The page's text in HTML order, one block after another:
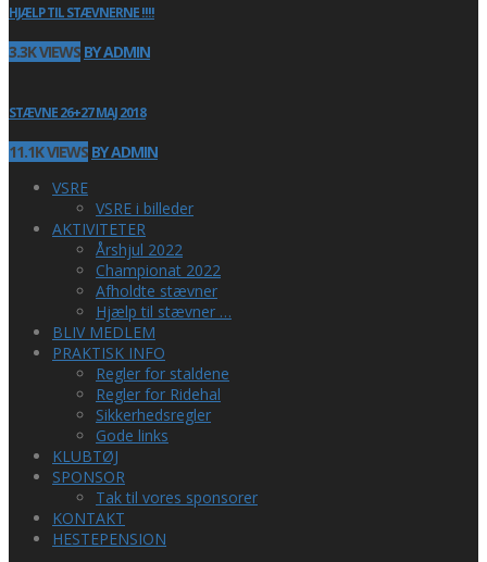
HJÆLP TIL STÆVNERNE !!!!
3.3K VIEWS BY ADMIN
STÆVNE 26+27 MAJ 2018
11.1K VIEWS BY ADMIN
VSRE
VSRE i billeder
AKTIVITETER
Årshjul 2022
Championat 2022
Afholdte stævner
Hjælp til stævner …
BLIV MEDLEM
PRAKTISK INFO
Regler for staldene
Regler for Ridehal
Sikkerhedsregler
Gode links
KLUBTØJ
SPONSOR
Tak til vores sponsorer
KONTAKT
HESTEPENSION